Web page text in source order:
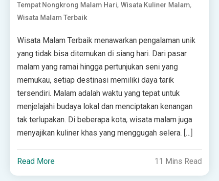
Tempat Nongkrong Malam Hari,Wisata Kuliner Malam,
Wisata Malam Terbaik
Wisata Malam Terbaik menawarkan pengalaman unik
yang tidak bisa ditemukan di siang hari. Dari pasar
malam yang ramai hingga pertunjukan seni yang
memukau, setiap destinasi memiliki daya tarik
tersendiri. Malam adalah waktu yang tepat untuk
menjelajahi budaya lokal dan menciptakan kenangan
tak terlupakan. Di beberapa kota, wisata malam juga
menyajikan kuliner khas yang menggugah selera. […]
Read More 11 Mins Read